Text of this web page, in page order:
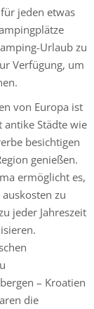
jeden etwas
Urlaub zu
Verfügung, um
von Europa ist
antike Städte wie
besichtigen
genießen.
ermöglicht es,
zu
jeder Jahreszeit
– Kroatien
die